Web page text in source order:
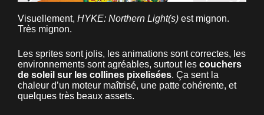
Visuellement, HYKE: Northern Light(s) est mignon.
Très mignon.
Les sprites sont jolis, les animations sont correctes, les
environnements sont agréables, surtout les couchers
de soleil sur les collines pixelisées. Ça sent la
chaleur d’un moteur maîtrisé, une patte cohérente, et
quelques très beaux assets.